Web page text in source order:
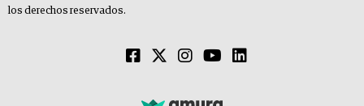
los derechos reservados.